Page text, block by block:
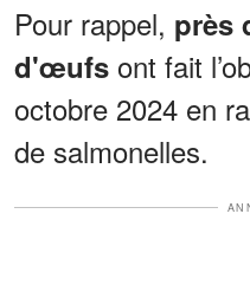
Pour rappel, près
d'œufs ont fait
octobre 2024 en
de salmonelles.